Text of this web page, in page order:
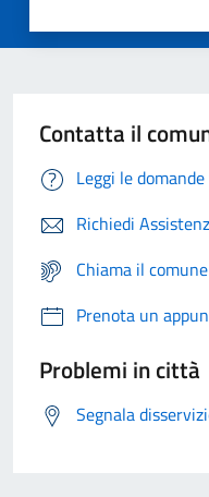
Contatta il
Leggi le
Richiedi
Chiama il
Prenota un
Problemi in città
Segnala